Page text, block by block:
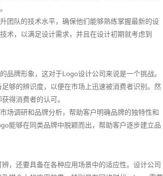
团队的技术水平，确保他们能够熟练掌握最新的设
术，以满足设计需求，并且在设计初期就考虑到
品牌形象，这对于Logo设计公司来说是一个挑战。
够的辨识度，以便在市场上迅速被消费者识别。然
得消费者的认可。
场调研和品牌分析，帮助客户明确品牌的独特性和
能够在同类品牌中脱颖而出，帮助客户逐步建立品
，还要具备在各种应用场景中的适应性。设计公司